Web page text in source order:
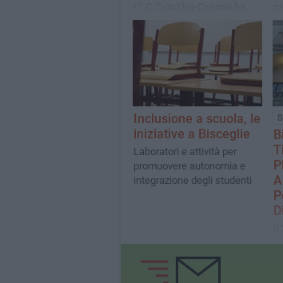
partecipato a “The Heart of
My School: My Library”
Inclusione a scuola, le
iniziative a Bisceglie
Laboratori e attività per
promuovere autonomia e
integrazione degli studenti